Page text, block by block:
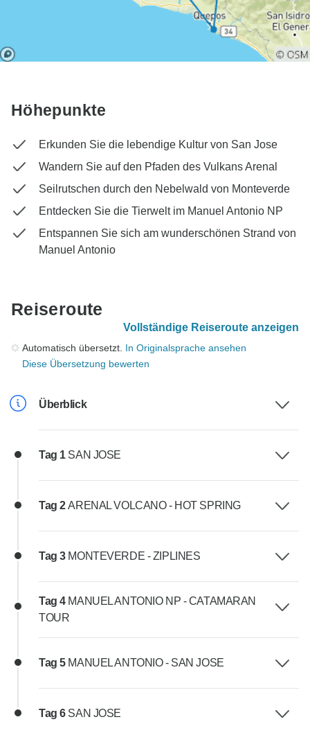
Höhepunkte
Erkunden Sie die lebendige Kultur von San Jose
Wandern Sie auf den Pfaden des Vulkans Arenal
Seilrutschen durch den Nebelwald von Monteverde
Entdecken Sie die Tierwelt im Manuel Antonio NP
Entspannen Sie sich am wunderschönen Strand von
Manuel Antonio
Reiseroute
Vollständige Reiseroute anzeigen
Automatisch übersetzt. In Originalsprache ansehen
Diese Übersetzung bewerten
Überblick
Tag 1 SAN JOSE
Tag 2ARENAL VOLCANO - HOT SPRING
Tag 3 MONTEVERDE - ZIPLINES
Tag 4 MANUEL ANTONIO NP - CATAMARAN
TOUR
Tag 5 MANUEL ANTONIO - SAN JOSE
Tag 6 SAN JOSE